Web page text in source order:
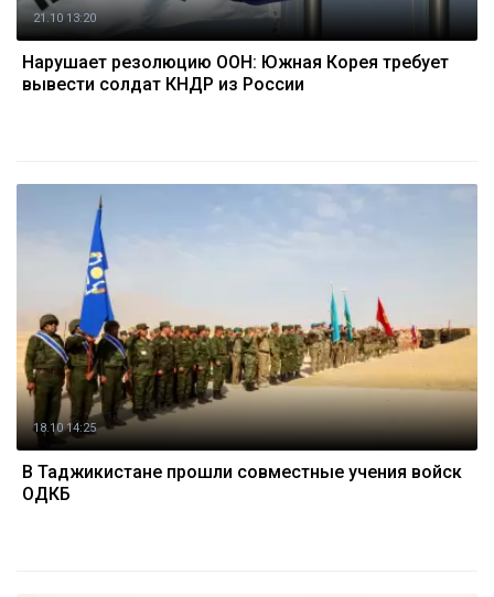
21.10 13:20
Нарушает резолюцию ООН: Южная Корея требует
вывести солдат КНДР из России
18.10 14:25
В Таджикистане прошли совместные учения войск
ОДКБ